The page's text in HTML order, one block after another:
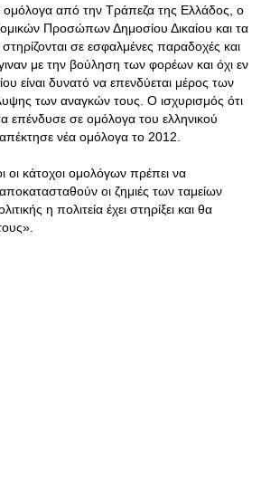
από την Τράπεζα της Ελλάδος, ο
Προσώπων Δημοσίου Δικαίου και τα
σε εσφαλμένες παραδοχές και
με την βούληση των φορέων και όχι εν
είναι δυνατό να επενδύεται μέρος των
των αναγκών τους. Ο ισχυρισμός ότι
επένδυσε σε ομόλογα του ελληνικού
νέα ομόλογα το 2012.
οι κάτοχοι ομολόγων πρέπει να
οι ζημιές των ταμείων
η πολιτεία έχει στηρίξει και θα